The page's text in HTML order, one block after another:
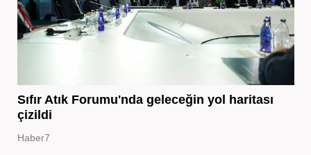
Sıfır Atık Forumu'nda geleceğin yol haritası
çizildi
Haber7